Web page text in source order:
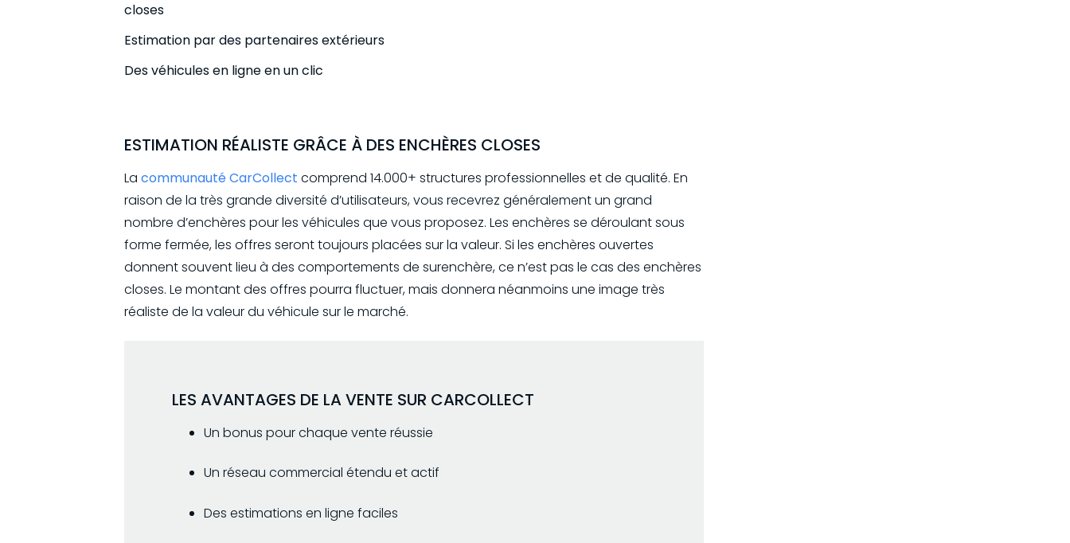
closes
Estimation par des partenaires extérieurs
Des véhicules en ligne en un clic
ESTIMATION RÉALISTE GRÂCE À DES ENCHÈRES CLOSES
La communauté CarCollect comprend 14.000+ structures professionnelles et de qualité. En
raison de la très grande diversité d’utilisateurs, vous recevrez généralement un grand
nombre d’enchères pour les véhicules que vous proposez. Les enchères se déroulant sous
forme fermée, les offres seront toujours placées sur la valeur. Si les enchères ouvertes
donnent souvent lieu à des comportements de surenchère, ce n’est pas le cas des enchères
closes. Le montant des offres pourra fluctuer, mais donnera néanmoins une image très
réaliste de la valeur du véhicule sur le marché.
LES AVANTAGES DE LA VENTE SUR CARCOLLECT
Un bonus pour chaque vente réussie
Un réseau commercial étendu et actif
Des estimations en ligne faciles